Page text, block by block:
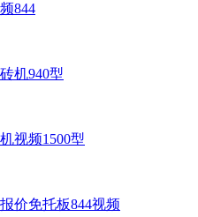
844
机940型
视频1500型
价免托板844视频